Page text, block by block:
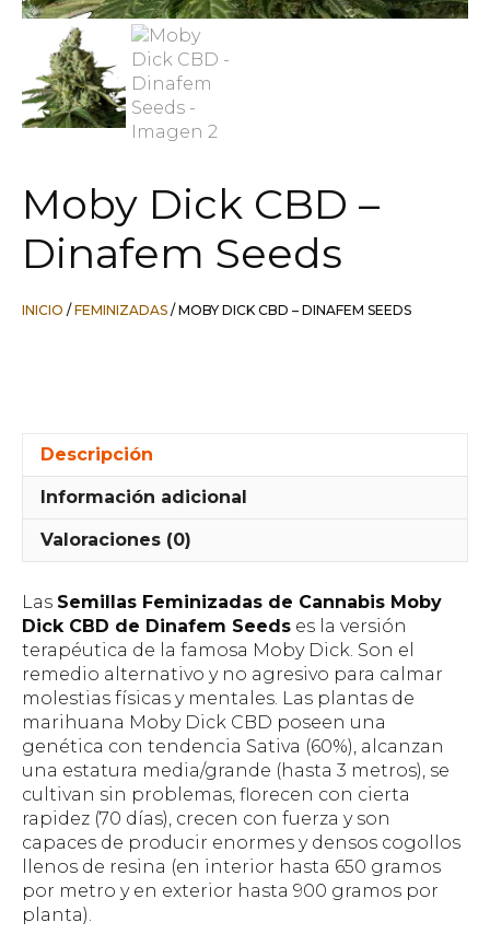
Moby Dick CBD –
Dinafem Seeds
INICIO / FEMINIZADAS / MOBY DICK CBD – DINAFEM SEEDS
Descripción
Información adicional
Valoraciones (0)
Las Semillas Feminizadas de Cannabis Moby
Dick CBD de Dinafem Seeds es la versión
terapéutica de la famosa Moby Dick. Son el
remedio alternativo y no agresivo para calmar
molestias físicas y mentales. Las plantas de
marihuana Moby Dick CBD poseen una
genética con tendencia Sativa (60%), alcanzan
una estatura media/grande (hasta 3 metros), se
cultivan sin problemas, florecen con cierta
rapidez (70 días), crecen con fuerza y son
capaces de producir enormes y densos cogollos
llenos de resina (en interior hasta 650 gramos
por metro y en exterior hasta 900 gramos por
planta).